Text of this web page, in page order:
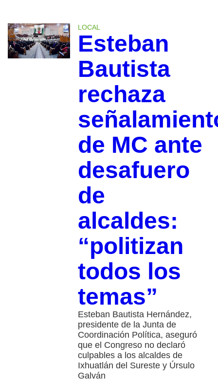
LOCAL
Esteban
Bautista
rechaza
de MC ante
desafuero
de
alcaldes:
“politizan
todos los
temas”
Esteban Bautista Hernández,
presidente de la Junta de
Coordinación Política, aseguró
que el Congreso no declaró
culpables a los alcaldes de
Ixhuatlán del Sureste y Úrsulo
Galván